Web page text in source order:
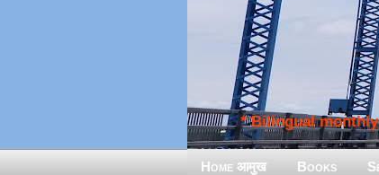
* Bilingual monthly
Home आमुख Books